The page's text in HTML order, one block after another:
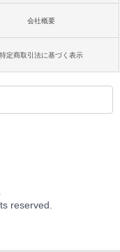
会社概要
特定商取引法に基づく表示
reserved.